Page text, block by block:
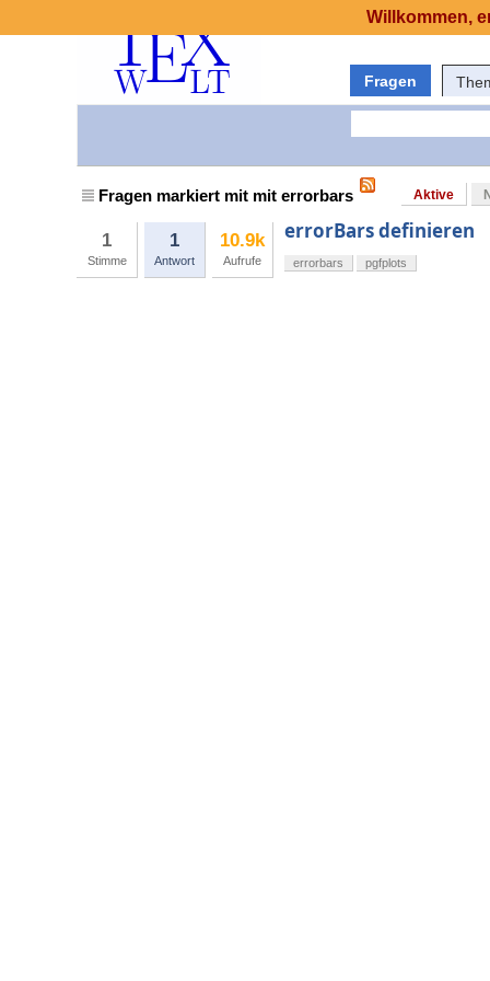
Fragen
Fragen markiert mit mit errorbars Aktive
1
Stimme
1
Antwort
10.9k
Aufrufe
errorBars definieren
errorbars pgfplots
Willkommen,